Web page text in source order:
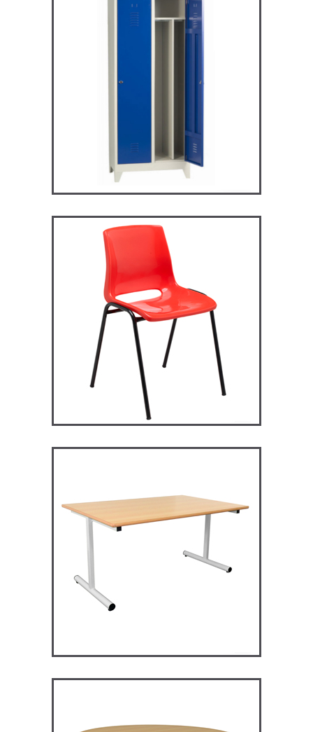
ARV2S – Vestiaire industrie
salissante
ST119 – Rick – Chaise
Primaire, collège et
secondaire
CHAISES ET BANCS
RM128 – Restauration
Maggie
TABLES ET MANGE DEBOUT